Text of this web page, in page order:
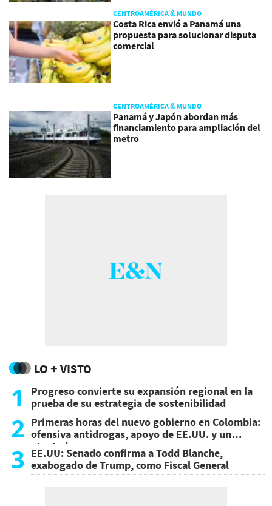
CENTROAMÉRICA & MUNDO
Costa Rica envió a Panamá una
propuesta para solucionar disputa
comercial
CENTROAMÉRICA & MUNDO
Panamá y Japón abordan más
financiamiento para ampliación del
metro
LO + VISTO
1
Progreso convierte su expansión regional en la
prueba de su estrategia de sostenibilidad
2 Primeras horas del nuevo gobierno en Colombia:
ofensiva antidrogas, apoyo de EE.UU. y un
atentado
3 EE.UU: Senado confirma a Todd Blanche,
exabogado de Trump, como Fiscal General